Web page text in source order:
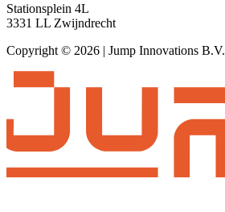
Stationsplein 4L
3331 LL Zwijndrecht
Copyright © 2026 | Jump Innovations B.V.